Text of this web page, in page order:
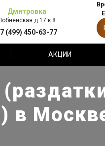
Дмитровка
д.17 к.8
(499) 450-63-77
АКЦИИ
в